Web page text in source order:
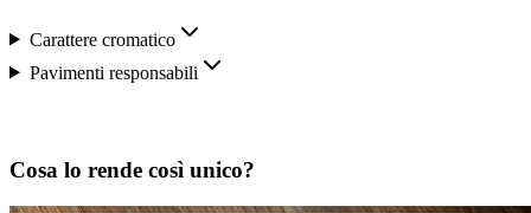
Carattere cromatico
Pavimenti responsabili
Cosa lo rende così unico?